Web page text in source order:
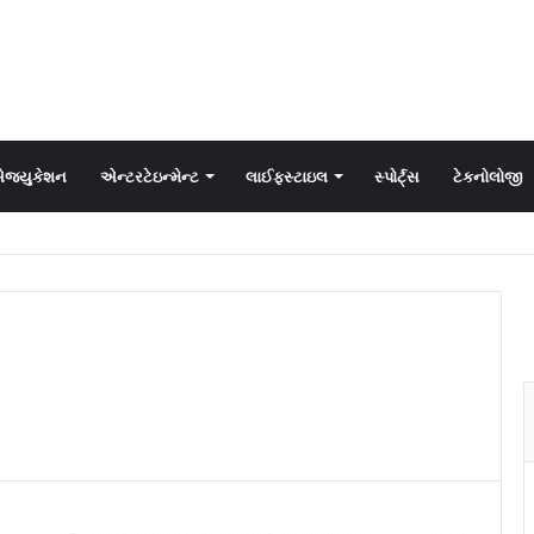
એન્ટરટેઇન્મેન્ટ લાઈફસ્ટાઇલ સ્પોર્ટ્સ ટેકનોલોજી